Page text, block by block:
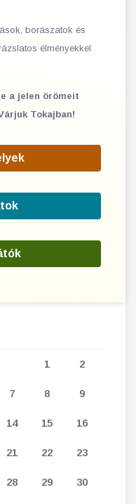
borászatok és
élményekkel
a jelen örömeit
Tokajban!
1 2
7 8 9
14 15 16
21 22 23
28 29 30